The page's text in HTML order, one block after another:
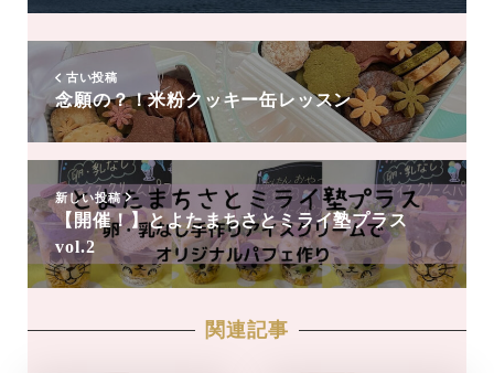
達
追
加
古い投稿
念願の？！米粉クッキー缶レッスン
新しい投稿
【開催！】とよたまちさとミライ塾プラス
vol.2
関連記事